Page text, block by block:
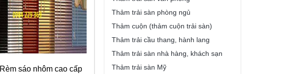
Rèm sáo nhôm cao cấp
Thảm trải sàn phòng ngủ
Thảm cuộn (thảm cuộn trải sàn)
Thảm trải cầu thang, hành lang
Thảm trải sàn nhà hàng, khách sạn
Thảm trải sàn Mỹ